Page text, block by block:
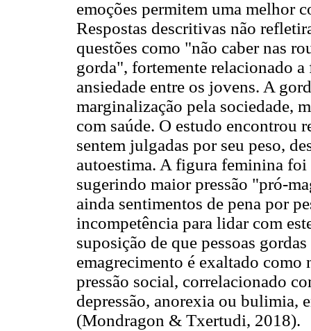
emoções permitem uma melhor
Respostas descritivas não
questões como "não caber nas
gorda", fortemente relacionado a
ansiedade entre os jovens. A
marginalização pela sociedade,
com saúde. O estudo encontrou
sentem julgadas por seu peso,
autoestima. A figura feminina foi
sugerindo maior pressão "pró-
ainda sentimentos de pena por
incompetência para lidar com
suposição de que pessoas
emagrecimento é exaltado como
pressão social, correlacionado
depressão, anorexia ou bulimia,
(Mondragon & Txertudi, 2018).